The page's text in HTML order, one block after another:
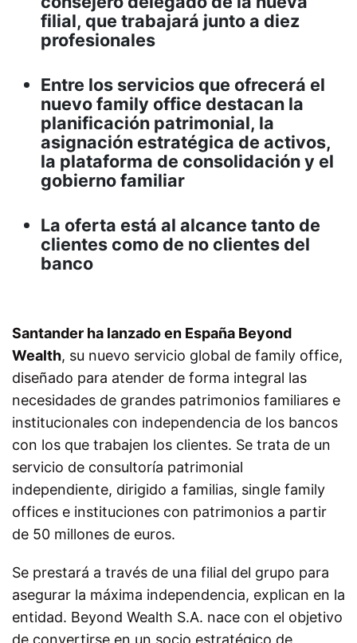
filial, que trabajará junto a diez
profesionales
Entre los servicios que ofrecerá el
nuevo family office destacan la
planificación patrimonial, la
asignación estratégica de activos,
la plataforma de consolidación y el
gobierno familiar
La oferta está al alcance tanto de
clientes como de no clientes del
banco
Santander ha lanzado en España Beyond
Wealth, su nuevo servicio global de family office,
diseñado para atender de forma integral las
necesidades de grandes patrimonios familiares e
institucionales con independencia de los bancos
con los que trabajen los clientes. Se trata de un
servicio de consultoría patrimonial
independiente, dirigido a familias, single family
offices e instituciones con patrimonios a partir
de 50 millones de euros.
Se prestará a través de una filial del grupo para
asegurar la máxima independencia, explican en la
entidad. Beyond Wealth S.A. nace con el objetivo